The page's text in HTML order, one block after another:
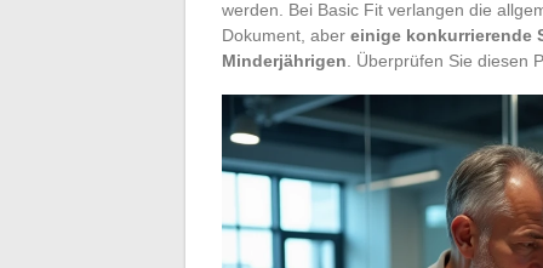
werden. Bei Basic Fit verlangen die
Dokument, aber einige konkurrierende
Minderjährigen . Überprüfen Sie diesen